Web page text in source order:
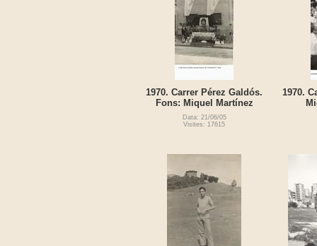
1970. Carrer Pérez Galdós.
Fons: Miquel Martínez
Data: 21/06/05
Visites: 17615
1970.